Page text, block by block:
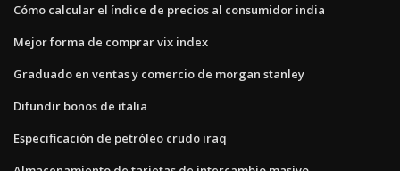
Cómo calcular el índice de precios al consumidor india
Mejor forma de comprar vix index
Graduado en ventas y comercio de morgan stanley
Difundir bonos de italia
Especificación de petróleo crudo iraq